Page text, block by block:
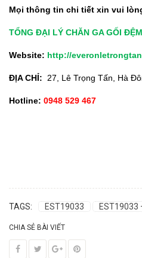
Mọi thông tin chi tiết xin vui
TỔNG ĐẠI LÝ CHĂN GA GỐI
Website: http://
ĐỊA CHỈ: 27, Lê Trọng Tấn, Hà
Hotline: 0948 529 467
TAGS: EST19033 EST19033
CHIA SẺ BÀI VIẾT